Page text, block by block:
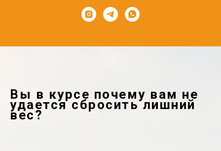
Вы в курсе почему вам не
удается сбросить лишний
вес?